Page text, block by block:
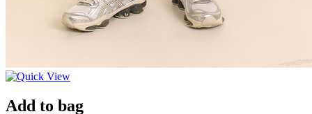
Add to bag